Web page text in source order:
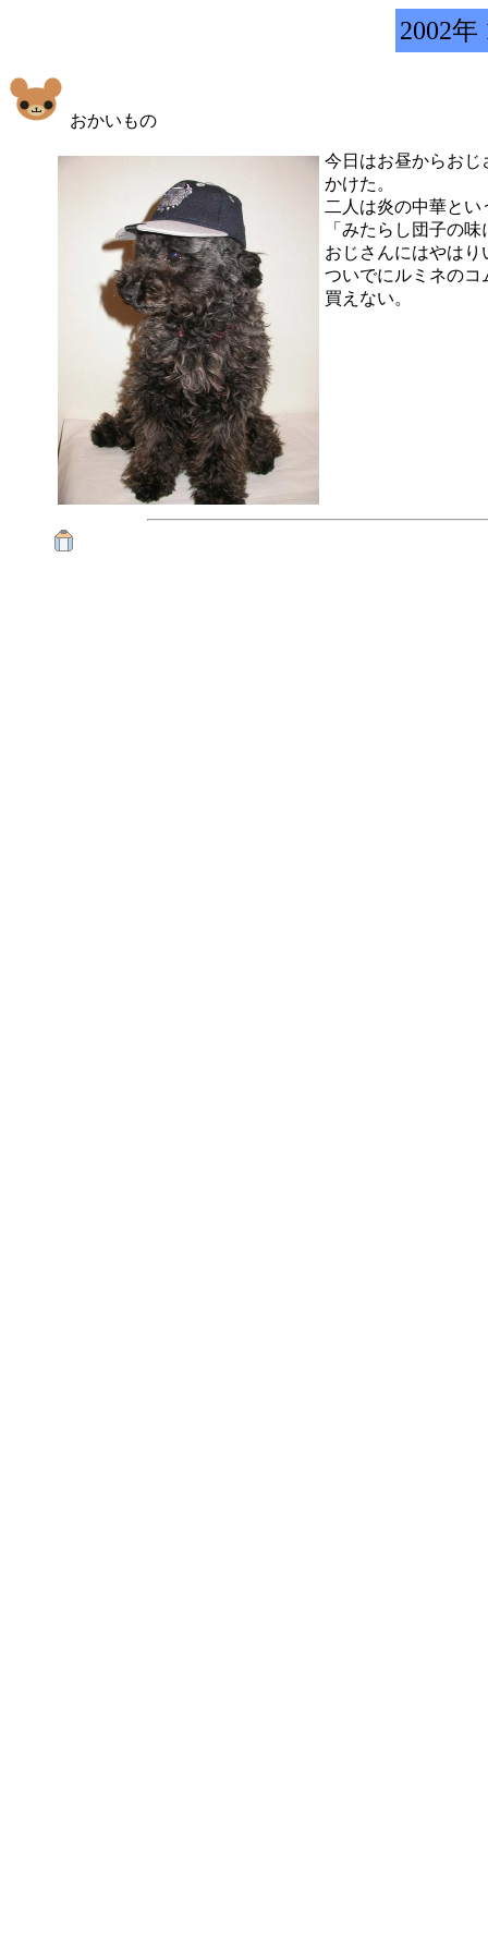
2002年
おかいもの
今日はお昼からおじ
かけた。
二人は炎の中華と
「みたらし団子の
おじさんにはやは
ついでにルミネのコ
買えない。